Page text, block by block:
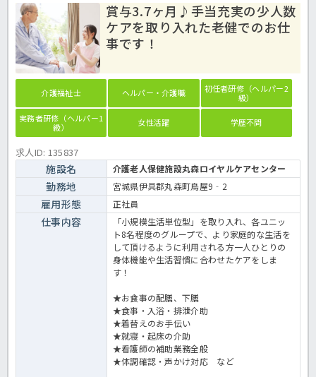
賞与3.7ヶ月♪手当充実の少人数
ケアを取り入れた老健でのお仕
事です！
介護福祉士 ヘルパー・介護職
初任者研修（ヘルパー2
級）
実務者研修（ヘルパー1
級）
女性活躍 学歴不問
求人ID: 135837
施設名 介護老人保健施設丸森ロイヤルケアセンター
勤務地 宮城県伊具郡丸森町鳥屋9‐2
雇用形態 正社員
仕事内容
「小規模生活単位型」を取り入れ、各ユニッ
ト8名程度のグループで、より家庭的な生活を
して頂けるように利用される方一人ひとりの
身体機能や生活習慣に合わせたケアをしま
す！
★お食事の配膳、下膳
★食事・入浴・排泄介助
★着替えのお手伝い
★就寝・起床の介助
★看護師の補助業務全般
★体調確認・声かけ対応 など